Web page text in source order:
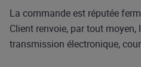
La commande est réputée
Client renvoie, par tout moyen,
transmission électronique,